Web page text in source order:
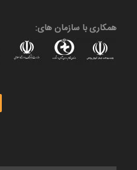
همکاری با سازمان های: